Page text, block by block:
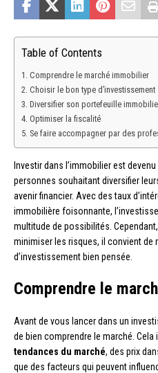
Table of Contents
Comprendre le marché immobilier
Choisir le bon type d’investissement
Diversifier son portefeuille
Optimiser la fiscalité
Se faire accompagner par des
Investir dans l’immobilier est
personnes souhaitant diversifier
avenir financier. Avec des taux
immobilière foisonnante,
multitude de possibilités.
minimiser les risques, il convient de
d’investissement bien pensée.
Comprendre le
Avant de vous lancer dans un
de bien comprendre le marché.
tendances du marché, des prix
que des facteurs qui peuvent